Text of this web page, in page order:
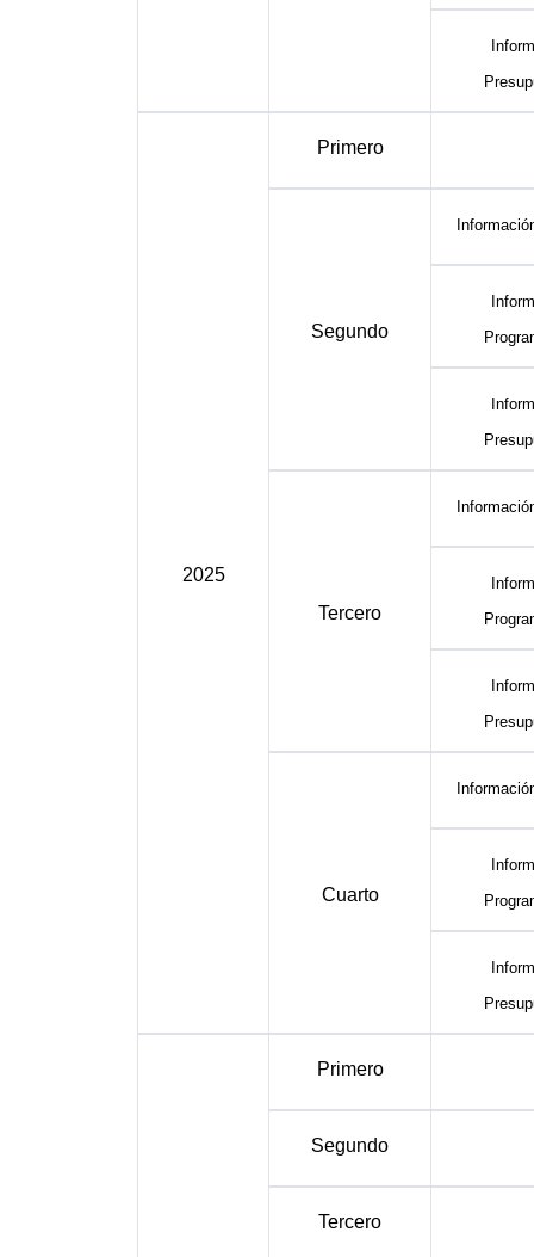
2025
Primero
Segundo
Tercero
Cuarto
Primero
Segundo
Tercero